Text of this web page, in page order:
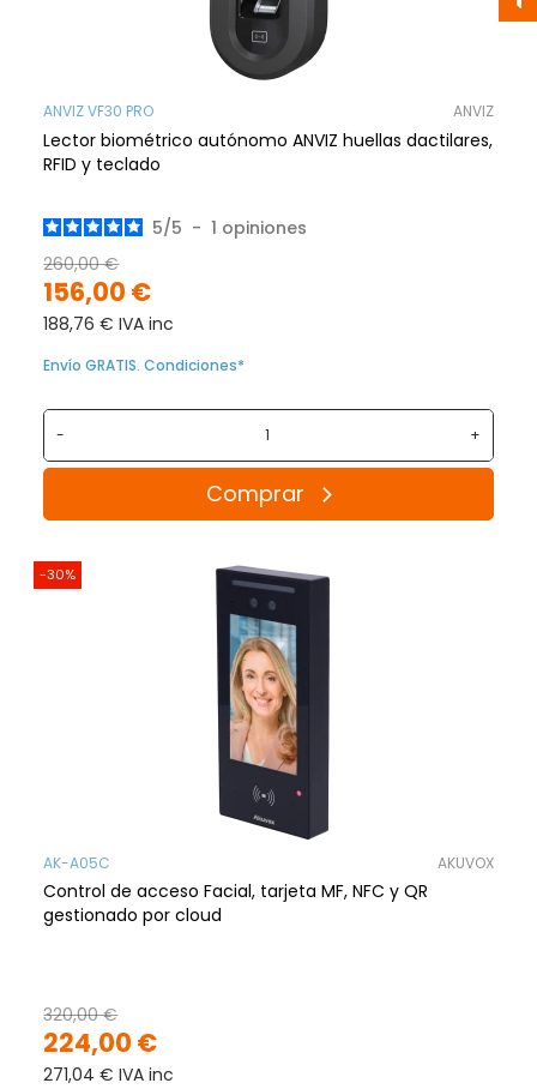
ANVIZ VF30 PRO ANVIZ
Lector biométrico autónomo ANVIZ huellas dactilares,
RFID y teclado
5/5 - 1 opiniones
156,00 €
260,00 €
188,76 € IVA inc
Envío GRATIS. Condiciones*
- +
Comprar
-30%
AK-A05C AKUVOX
Control de acceso Facial, tarjeta MF, NFC y QR
gestionado por cloud
224,00 €
320,00 €
271,04 € IVA inc